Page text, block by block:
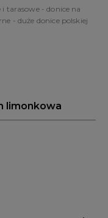
tarasowe - donice na
- duże donice polskiej
limonkowa